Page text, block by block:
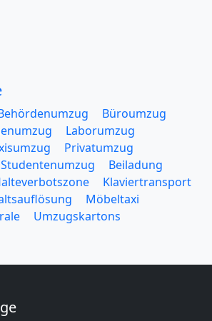
Büroumzug
Laborumzug
Privatumzug
Studentenumzug
Beiladung
Klaviertransport
Möbeltaxi
Umzugskartons